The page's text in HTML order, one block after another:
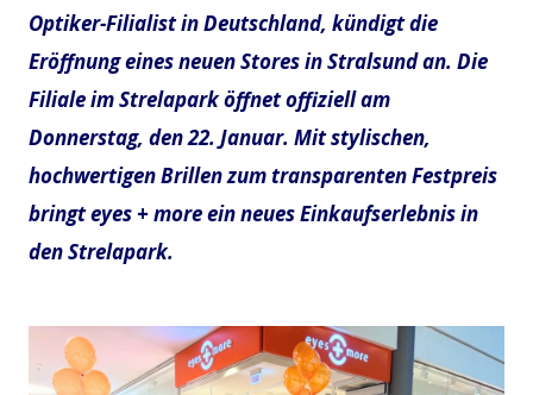
Optiker-Filialist in Deutschland, kündigt die
Eröffnung eines neuen Stores in Stralsund an. Die
Filiale im Strelapark öffnet offiziell am
Donnerstag, den 22. Januar. Mit stylischen,
hochwertigen Brillen zum transparenten Festpreis
bringt eyes + more ein neues Einkaufserlebnis in
den Strelapark.